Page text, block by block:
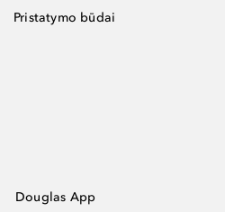
Pristatymo būdai
Douglas App